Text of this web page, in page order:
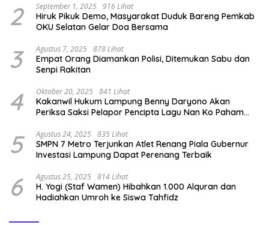
2 September 1, 2025 916 Lihat
Hiruk Pikuk Demo, Masyarakat Duduk Bareng Pemkab
OKU Selatan Gelar Doa Bersama
3 Agustus 7, 2025 878 Lihat
Empat Orang Diamankan Polisi, Ditemukan Sabu dan
Senpi Rakitan
4 Oktober 20, 2025 841 Lihat
Kakanwil Hukum Lampung Benny Daryono Akan
Periksa Saksi Pelapor Pencipta Lagu Nan Ko Paham
5 Agustus 24, 2025 835 Lihat
SMPN 7 Metro Terjunkan Atlet Renang Piala Gubernur
Investasi Lampung Dapat Perenang Terbaik
6 Agustus 25, 2025 814 Lihat
H. Yogi (Staf Wamen) Hibahkan 1.000 Alquran dan
Hadiahkan Umroh ke Siswa Tahfidz